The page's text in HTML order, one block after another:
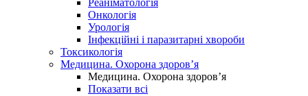
Реаніматологія
Онкологія
Урологія
Інфекційні і паразитарні хвороби
Токсикологія
Медицина. Охорона здоров’я
Медицина. Охорона здоров’я
Показати всі